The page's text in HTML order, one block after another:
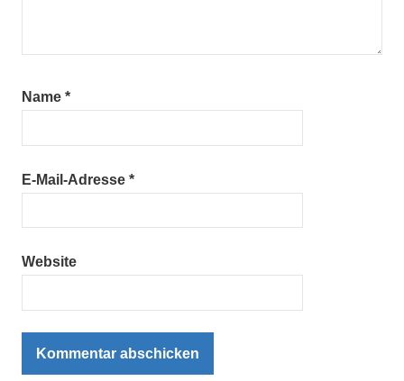
Name *
E-Mail-Adresse *
Website